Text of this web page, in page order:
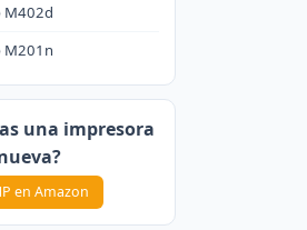
M402d
M201n
una impresora
en Amazon